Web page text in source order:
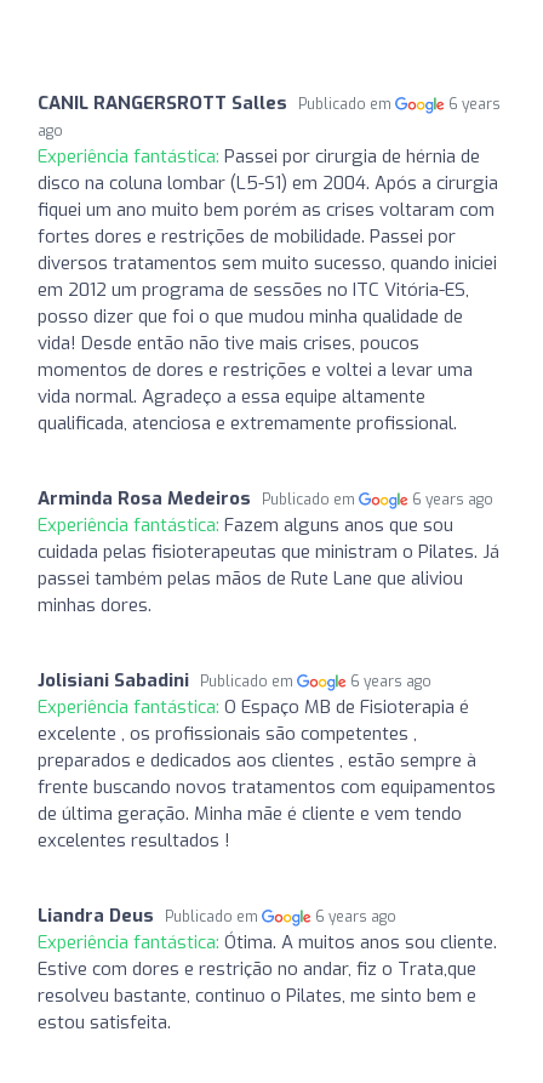
CANIL RANGERSROTT Salles Publicado em
6 years
ago
Experiência fantástica: Passei por cirurgia de hérnia de
disco na coluna lombar (L5-S1) em 2004. Após a cirurgia
fiquei um ano muito bem porém as crises voltaram com
fortes dores e restrições de mobilidade. Passei por
diversos tratamentos sem muito sucesso, quando iniciei
em 2012 um programa de sessões no ITC Vitória-ES,
posso dizer que foi o que mudou minha qualidade de
vida! Desde então não tive mais crises, poucos
momentos de dores e restrições e voltei a levar uma
vida normal. Agradeço a essa equipe altamente
qualificada, atenciosa e extremamente profissional.
Arminda Rosa Medeiros Publicado em 6 years ago
Experiência fantástica: Fazem alguns anos que sou
cuidada pelas fisioterapeutas que ministram o Pilates. Já
passei também pelas mãos de Rute Lane que aliviou
minhas dores.
Jolisiani Sabadini Publicado em 6 years ago
Experiência fantástica: O Espaço MB de Fisioterapia é
excelente , os profissionais são competentes ,
preparados e dedicados aos clientes , estão sempre à
frente buscando novos tratamentos com equipamentos
de última geração. Minha mãe é cliente e vem tendo
excelentes resultados !
Liandra Deus Publicado em 6 years ago
Experiência fantástica: Ótima. A muitos anos sou cliente.
Estive com dores e restrição no andar, fiz o Trata,que
resolveu bastante, continuo o Pilates, me sinto bem e
estou satisfeita.